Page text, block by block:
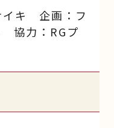
イキ 企画：フ
協力：RGプ